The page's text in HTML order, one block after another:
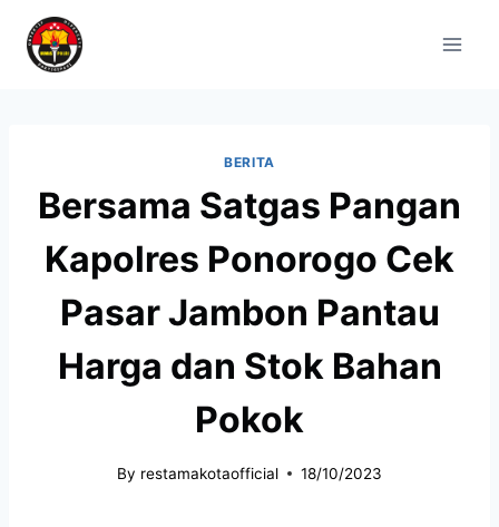
BERITA
Bersama Satgas Pangan
Kapolres Ponorogo Cek
Pasar Jambon Pantau
Harga dan Stok Bahan
Pokok
By restamakotaofficial 18/10/2023